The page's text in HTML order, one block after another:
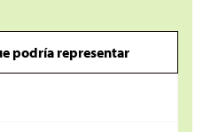
podría representar